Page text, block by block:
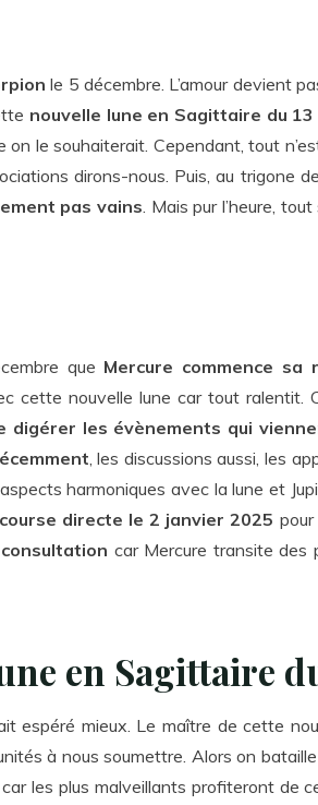
le 5 décembre. L’amour devient
nouvelle lune en Sagittaire du
le souhaiterait. Cependant, tout
dirons-nous. Puis, au trigone
pas vains. Mais pur l’heure,
que Mercure commence
cette nouvelle lune car tout ralentit.
digérer les évènements qui
, les discussions aussi, les
harmoniques avec la lune et
directe le 2 janvier 2025
car Mercure transite
en Sagittaire
espéré mieux. Le maître de cette
à nous soumettre. Alors on
les plus malveillants profiteront de